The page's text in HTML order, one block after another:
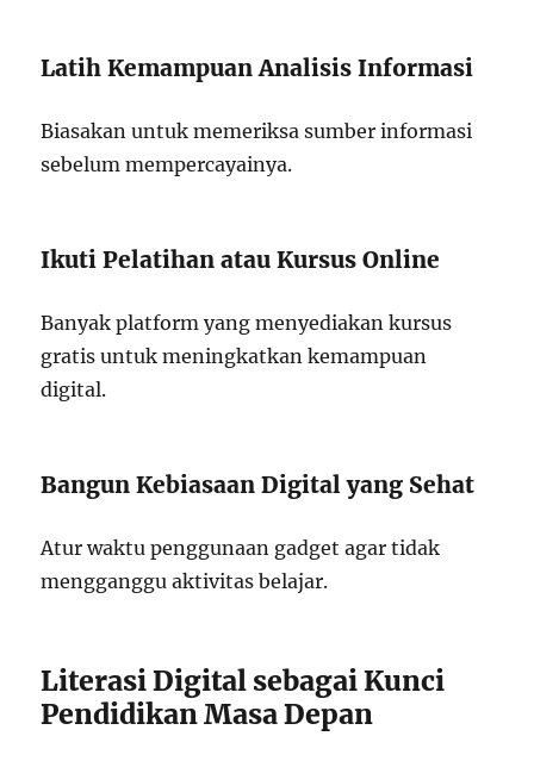
Latih Kemampuan Analisis Informasi
Biasakan untuk memeriksa sumber informasi
sebelum mempercayainya.
Ikuti Pelatihan atau Kursus Online
Banyak platform yang menyediakan kursus
gratis untuk meningkatkan kemampuan
digital.
Bangun Kebiasaan Digital yang Sehat
Atur waktu penggunaan gadget agar tidak
mengganggu aktivitas belajar.
Literasi Digital sebagai Kunci
Pendidikan Masa Depan